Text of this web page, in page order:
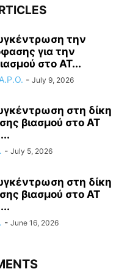
την
για την
στο ΑΤ...
A.P.O. - July 9, 2026
στη δίκη
βιασμού στο ΑΤ
- July 5, 2026
στη δίκη
βιασμού στο ΑΤ
- June 16, 2026